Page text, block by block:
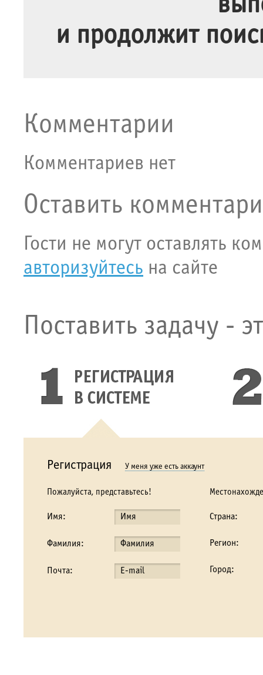
и продолжит
Комментарии
Комментариев нет
Оставить
Гости не могут оставлять
авторизуйтесь на сайте
Поставить задачу -
Регистрация У меня уже есть аккаунт
Пожалуйста, представьтесь!
Имя:
Фамилия:
Почта:
Страна:
Регион:
Город: